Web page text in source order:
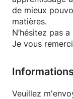
de mieux pouvoir faire comprendre et appliquer ses
matières.
N’hésitez pas
Je vous
Veuillez